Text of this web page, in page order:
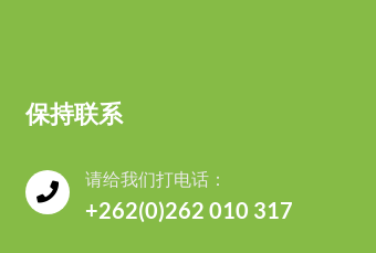
保持联系
请给我们打电话：
+262(0)262 010 317